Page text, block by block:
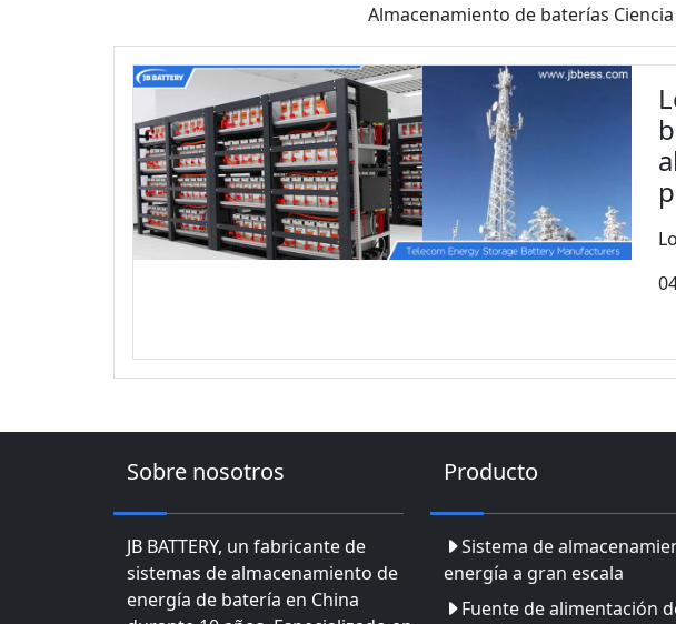
Almacenamiento de baterías
Sobre nosotros
JB BATTERY, un fabricante de
sistemas de almacenamiento de
energía de batería en China
Producto
Sistema de
energía a gran escala
Fuente de alimentación